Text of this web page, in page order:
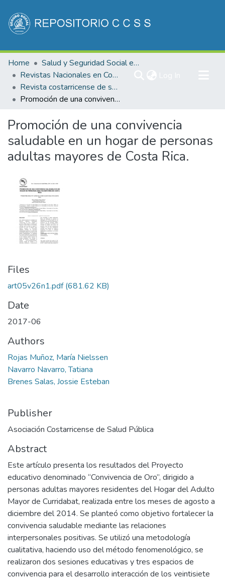
Communities & Collections
All of DSpace
Statistics
Home
Salud y Seguridad Social en Costa Rica
Revistas Nacionales en Costa Rica
Revista costarricense de salud Pública
Promoción de una convivencia saludable en un hogar de personas adultas mayores de Costa Rica.
Promoción de una convivencia
saludable en un hogar de personas
adultas mayores de Costa Rica.
Files
art05v26n1.pdf(681.62 KB)
Date
2017-06
Authors
Rojas Muñoz, María Nielssen
Navarro Navarro, Tatiana
Brenes Salas, Jossie Esteban
Publisher
Asociación Costarricense de Salud Pública
Abstract
Este artículo presenta los resultados del Proyecto
educativo denominado “Convivencia de Oro”, dirigido a
personas adultas mayores residentes del Hogar del Adulto
Mayor de Curridabat, realizada entre los meses de agosto a
diciembre del 2014. Se planteó como objetivo fortalecer la
convivencia saludable mediante las relaciones
interpersonales positivas. Se utilizó una metodología
cualitativa, haciendo uso del método fenomenológico, se
realizaron dos sesiones educativas y tres espacios de
convivencia para el desarrollo interacción de los veintisiete